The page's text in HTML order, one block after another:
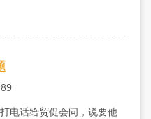
电话给贸促会问，说要他